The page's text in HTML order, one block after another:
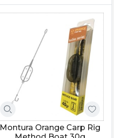
Montura Orange Carp Rig